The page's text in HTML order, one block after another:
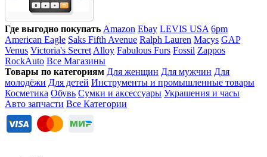
Где выгодно покупать Amazon Ebay LEVIS USA 6pm
American Eagle Saks Fifth Avenue Ralph Lauren Macys GAP
Venus Victoria's Secret Alloy Fabulous Furs Fossil Zappos
RockAuto Все Магазины
Товары по категориям Для женщин Для мужчин Для
молодёжи Для детей Инструменты и промышленные товары
Косметика Обувь Сумки и аксессуары Украшения и часы
Авто запчасти Все Категории